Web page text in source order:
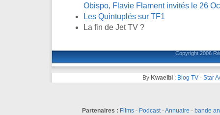
Obispo, Flavie Flament invités le 26
Les Quintuplés sur TF1
La fin de Jet TV ?
Copyright 2006
By Kwaelbi : Blog TV - Star
Partenaires : Films- Podcast-Annuaire - bande